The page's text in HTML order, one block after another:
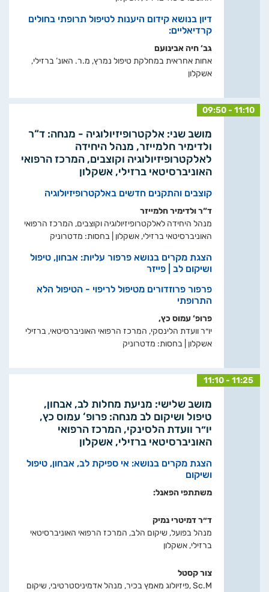
דיון בנושא קידום היענות לטיפול תרופתי בחולים
קרדיאליים:
גב‘ חיה אבינועם
אחות אחראית במחלקת טיפול נמרץ, מ.ר. האונ‘ ברזילי,
אשקלון
09:50 - 11:10
מושב שני: אלקטרופיזיולוגיה - מנחה: ד“ר
ולדימיר חלמייזר, מנהל היחידה
לאלקטרופיזיולוגיה וקוצבים, המרכז הרפואי
האוניברסיטאי ברזילי, אשקלון
קוצבים והתקנים חדשים באלקטרופיזיולוגיה
ד“ר ולדימיר חלמייזר
מנהל היחידה לאלקטרופיזיולוגיה וקוצבים, המרכז הרפואי
האוניברסיטאי ברזילי, אשקלון | בחסות: מדטרוניק
הצגת מקרים בנושא פרפור עליות: אבחון, טיפול
ושיקום לב | פייזר
פרפור פרוזדורים מטיפול לריפוי - הטיפול הלא
התרופתי
פרופ‘ עמוס כץ,
יו״ר וועדת הלינסקי, המרכז הרפואי האוניברסיטאי, ברזילי
אשקלון | בחסות: מדטרוניק
11:10 - 11:25
מושב שלישי: מניעת מחלות לב, אבחון,
טיפול ושיקום לב מנחה: פרופ‘ עמוס כץ,
יו״ר וועדת הלסינקי, המרכז הרפואי
האוניברסיטאי ברזילי, אשקלון
הצגת מקרים בנושא: אי ספיקת לב, אבחון, טיפול
ושיקום
משתתפי הפאנל:
ד״ר דמיטרי נמיק
מנהל בפועל, שיקום הלב, המרכז הרפואי האוניברסיטאי
ברזילי, אשקלון
צור קסטל
Sc.M ,פיזיולוג מאמץ בכיר, מנהל אדמיניסטרטיבי, שיקום